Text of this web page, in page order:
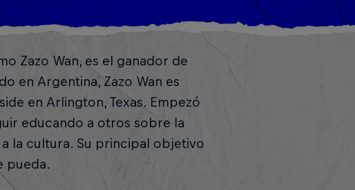
Zazo Wan, es el ganador de
en Argentina, Zazo Wan es
en Arlington, Texas. Empezó
educando a otros sobre la
la cultura. Su principal objetivo
pueda.